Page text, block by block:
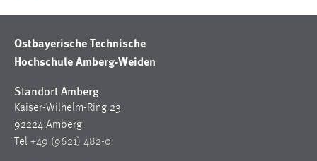
Ostbayerische Technische
Hochschule Amberg-Weiden
Standort Amberg
Kaiser-Wilhelm-Ring 23
92224 Amberg
Tel +49 (9621) 482-0
Dieser Cookie ist notwendig um sich an der Website
Cookie Laufzeit:
STATISTIK